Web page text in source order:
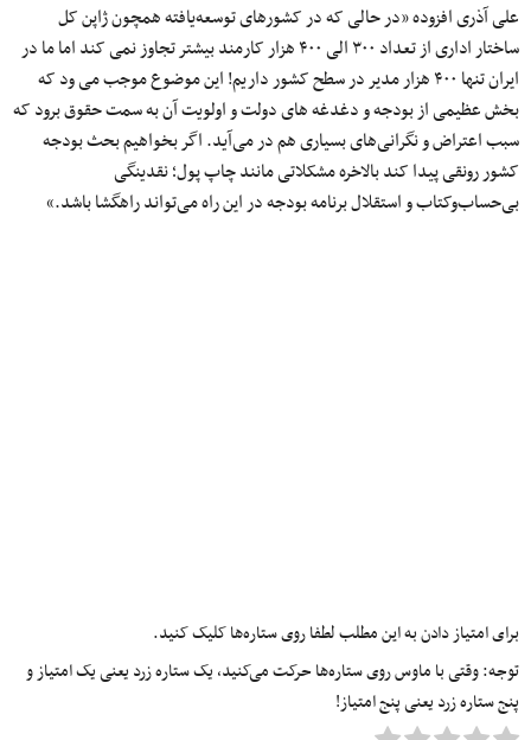
علی آذری افزوده «در حالی که در کشورهای توسعه‌یافته همچون ژاپن کل
ساختار اداری از تعداد ۳۰۰ الی ۴۰۰ هزار کارمند بیشتر تجاوز نمی کند اما ما در
ایران تنها ۴۰۰ هزار مدیر در سطح کشور داریم! این موضوع موجب می ‌ود که
بخش عظیمی از بودجه و دغدغه های دولت و اولویت آن به سمت حقوق برود که
سبب اعتراض و نگرانی‌های بسیاری هم در می‌آید. اگر بخواهیم بحث بودجه
کشور رونقی پیدا کند بالاخره مشکلاتی مانند چاپ پول؛ نقدینگی
بی‌حساب‌وکتاب و استقلال برنامه بودجه در این راه می‌تواند راهگشا باشد.»
برای امتیاز دادن به این مطلب لطفا روی ستاره‌ها کلیک کنید.
توجه: وقتی با ماوس روی ستاره‌ها حرکت می‌کنید، یک ستاره زرد یعنی یک امتیاز و
پنج ستاره زرد یعنی پنج امتیاز!